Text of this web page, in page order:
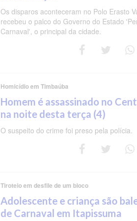
Os disparos aconteceram no Polo Erasto
recebeu o palco do Governo do Estado
Carnaval', o principal da cidade.
Homicídio em Timbaúba
Homem é assassinado no
na noite desta terça (4)
O suspeito do crime foi preso pela polícia.
Tiroteio em desfile de um bloco
Adolescente e criança são
de Carnaval em Itapissuma